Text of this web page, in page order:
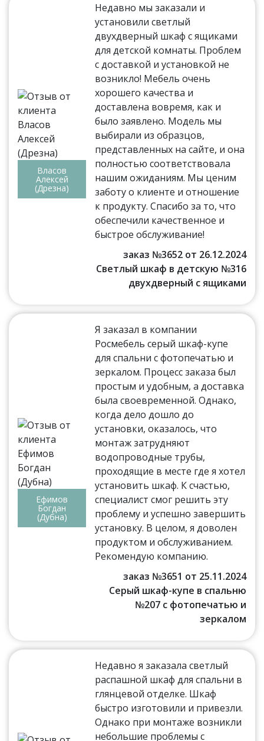
Власов
Алексей
(Дрезна)
Недавно мы заказали и
установили светлый
двухдверный шкаф с ящиками
для детской комнаты. Проблем
с доставкой и установкой не
возникло! Мебель очень
хорошего качества и
доставлена вовремя, как и
было заявлено. Модель мы
выбирали из образцов,
представленных на сайте, и она
полностью соответствовала
нашим ожиданиям. Мы ценим
заботу о клиенте и отношение
к продукту. Спасибо за то, что
обеспечили качественное и
быстрое обслуживание!
заказ №3652 от 26.12.2024
Светлый шкаф в детскую №316
двухдверный с ящиками
Ефимов
Богдан
(Дубна)
Я заказал в компании
Росмебель серый шкаф-купе
для спальни с фотопечатью и
зеркалом. Процесс заказа был
простым и удобным, а доставка
была своевременной. Однако,
когда дело дошло до
установки, оказалось, что
монтаж затрудняют
водопроводные трубы,
проходящие в месте где я хотел
установить шкаф. К счастью,
специалист смог решить эту
проблему и успешно завершить
установку. В целом, я доволен
продуктом и обслуживанием.
Рекомендую компанию.
заказ №3651 от 25.11.2024
Серый шкаф-купе в спальню
№207 с фотопечатью и
зеркалом
Недавно я заказала светлый
распашной шкаф для спальни в
глянцевой отделке. Шкаф
быстро изготовили и привезли.
Однако при монтаже возникли
небольшие проблемы с